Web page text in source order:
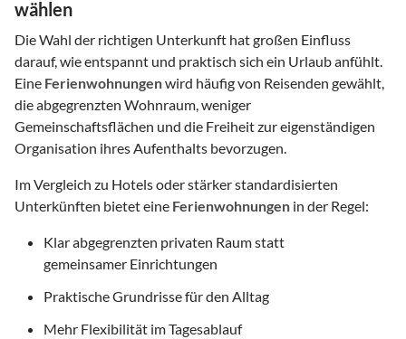
wählen
Die Wahl der richtigen Unterkunft hat großen Einfluss
darauf, wie entspannt und praktisch sich ein Urlaub anfühlt.
Eine Ferienwohnungenwird häufig von Reisenden gewählt,
die abgegrenzten Wohnraum, weniger
Gemeinschaftsflächen und die Freiheit zur eigenständigen
Organisation ihres Aufenthalts bevorzugen.
Im Vergleich zu Hotels oder stärker standardisierten
Unterkünften bietet eine Ferienwohnungen in der Regel:
Klar abgegrenzten privaten Raum statt
gemeinsamer Einrichtungen
Praktische Grundrisse für den Alltag
Mehr Flexibilität im Tagesablauf